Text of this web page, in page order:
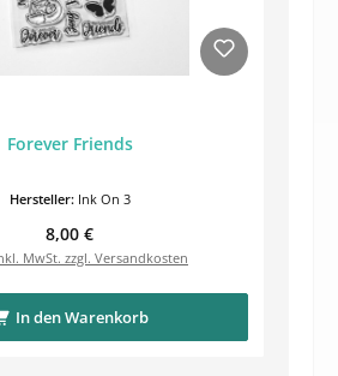
Forever Friends
Hersteller: Ink On 3
Regulärer Preis:
8,00 €
MwSt. zzgl. Versandkosten
In den Warenkorb